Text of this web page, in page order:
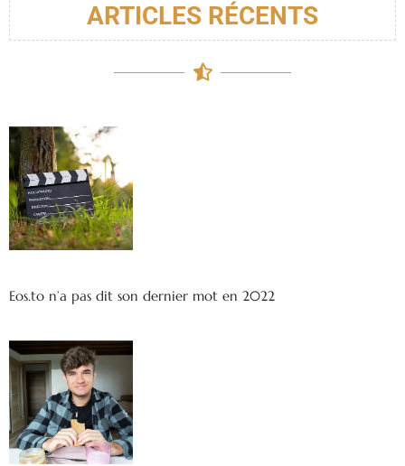
ARTICLES RÉCENTS
Eos.to n’a pas dit son dernier mot en 2022